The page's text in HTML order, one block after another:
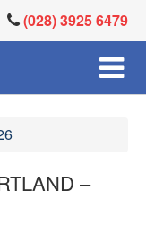
(028) 3925 6479
–